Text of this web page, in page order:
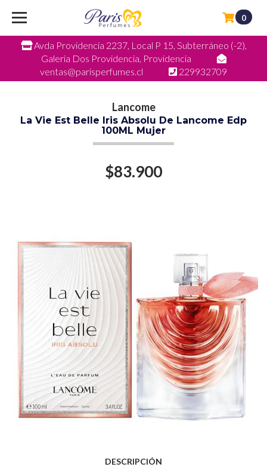
Avda Providencia 2237, Local P 15, Subterráneo (-2),
Galeria Dos Providencia, Providencia
ventas@parisperfumes.cl
229932709
0
Lancome
La Vie Est Belle Iris Absolu De Lancome Edp
100ML Mujer
$83.900
DESCRIPCIÓN